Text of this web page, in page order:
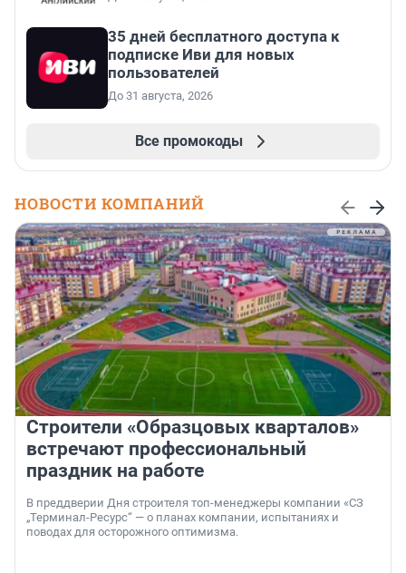
35 дней бесплатного доступа к
подписке Иви для новых
пользователей
До 31 августа, 2026
Все промокоды
НОВОСТИ КОМПАНИЙ
Строители «Образцовых кварталов»
встречают профессиональный
праздник на работе
В преддверии Дня строителя топ-менеджеры компании «СЗ
„Терминал-Ресурс“ — о планах компании, испытаниях и
поводах для осторожного оптимизма.